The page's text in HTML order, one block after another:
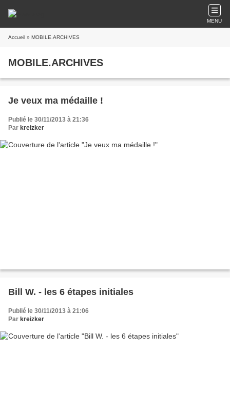
MENU
Accueil » MOBILE.ARCHIVES
MOBILE.ARCHIVES
Je veux ma médaille !
Publié le 30/11/2013 à 21:36
Par kreizker
Bill W. - les 6 étapes initiales
Publié le 30/11/2013 à 21:06
Par kreizker